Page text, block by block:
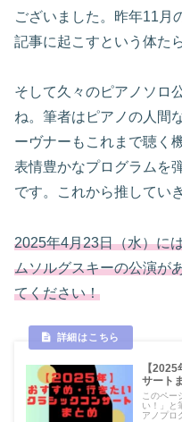
ございました。昨年11月
記事に起こすという体た
そして久々のピアノソロ
ね。筆者はピアノの人間
ーヴナーもこれまで聴く
表情豊かなプログラムを
です。これから推してい
2025年4月23日（水）に
ムソルグスキーの公演が
てください！
【
サート
このペー
い！」と
アノプロ